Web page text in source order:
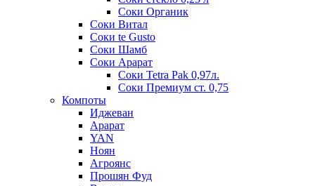
Соки Органик
Соки Витал
Соки te Gusto
Соки Шамб
Соки Арарат
Соки Tetra Pak 0,97л.
Соки Премиум ст. 0,75
Компоты
Иджеван
Арарат
YAN
Ноян
Агроянс
Прошян Фуд